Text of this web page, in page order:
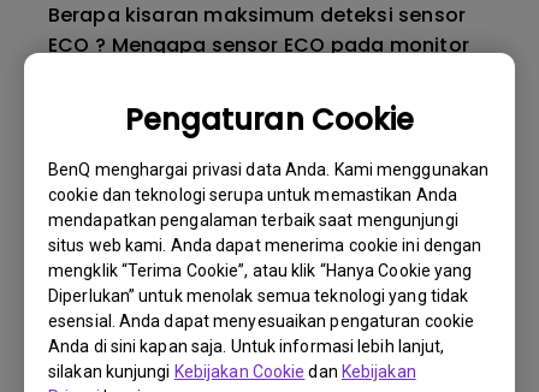
Pengaturan Cookie
BenQ menghargai privasi data Anda. Kami menggunakan
cookie dan teknologi serupa untuk memastikan Anda
mendapatkan pengalaman terbaik saat mengunjungi
situs web kami. Anda dapat menerima cookie ini dengan
mengklik “Terima Cookie”, atau klik “Hanya Cookie yang
Diperlukan” untuk menolak semua teknologi yang tidak
esensial. Anda dapat menyesuaikan pengaturan cookie
Anda di sini kapan saja. Untuk informasi lebih lanjut,
silakan kunjungi Kebijakan Cookie dan Kebijakan
Berapa kisaran maksimum deteksi sensor
ECO ? Mengapa sensor ECO pada monitor
mestinya?
Mengapa monitor saya berkedip-kedip?
Mengapa monitor BenQ saya tidak dapat
ditampilkan dengan benar melalui kabel
USB-C(Type C)?
Apa itu kebocoran lampu latar atau